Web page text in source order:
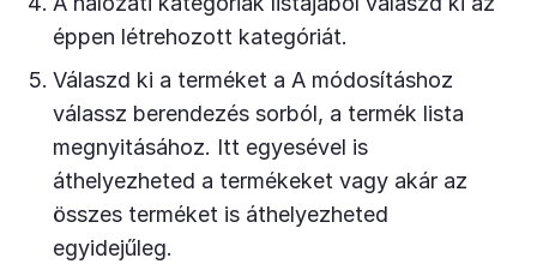
éppen létrehozott kategóriát.
Válaszd ki a terméket a A módosításhoz
válassz berendezés sorból, a termék lista
megnyitásához. Itt egyesével is
áthelyezheted a termékeket vagy akár az
összes terméket is áthelyezheted
egyidejűleg.